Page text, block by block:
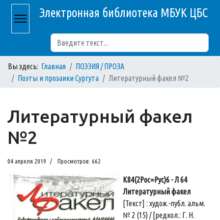
Электронная библиотека МБУК ЦБС
Вы здесь: Главная
ПОЭЗИЯ / ПРОЗА
Поэты и прозаики Сургута
Литературный факел №2
Литературный факел
№2
04 апреля 2019 Просмотров: 662
К84(2Рос=Рус)6 - Л 64
Литературный факел
[Текст] : худож.-публ. альм.
№ 2 (15) / [редкол.: Г. Н.